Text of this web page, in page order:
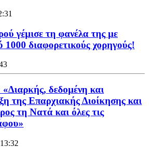
γέμισε τη φανέλα της με
1000 διαφορετικούς χορηγούς!
δεδομένη και
της Επαρχιακής Διοίκησης και
τη Νατά και όλες τις